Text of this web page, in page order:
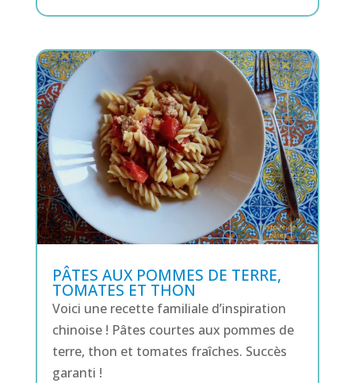
PÂTES AUX POMMES DE TERRE,
TOMATES ET THON
Voici une recette familiale d’inspiration
chinoise ! Pâtes courtes aux pommes de
terre, thon et tomates fraîches. Succès
garanti !